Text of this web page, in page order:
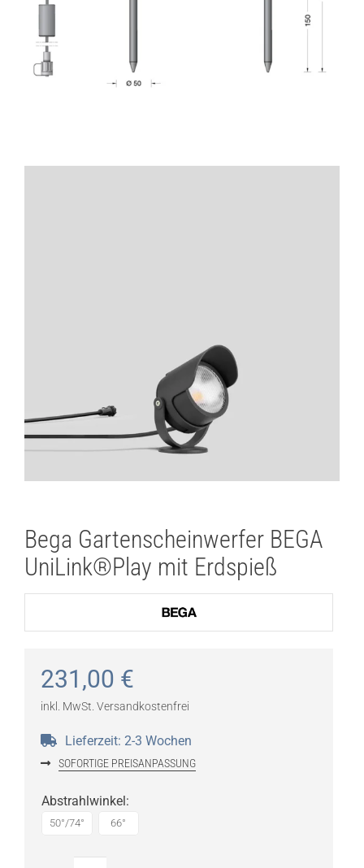
Bega Gartenscheinwerfer BEGA
UniLink®Play mit Erdspieß
231,00 €
inkl. MwSt. Versandkostenfrei
Lieferzeit: 2-3 Wochen
SOFORTIGE PREISANPASSUNG
Abstrahlwinkel :
50°/74° 66°